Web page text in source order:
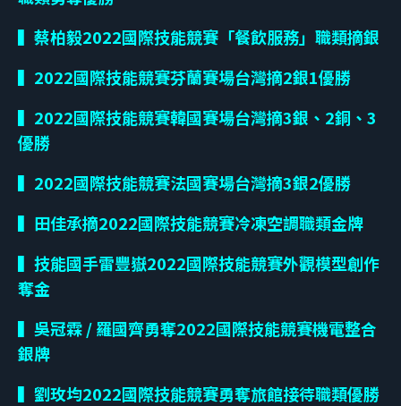
▍蔡柏毅2022國際技能競賽「餐飲服務」職類摘銀
▍2022國際技能競賽芬蘭賽場台灣摘2銀1優勝
▍2022國際技能競賽韓國賽場台灣摘3銀、2銅、3
優勝
▍2022國際技能競賽法國賽場台灣摘3銀2優勝
▍田佳承摘2022國際技能競賽冷凍空調職類金牌
▍技能國手雷豐嶽2022國際技能競賽外觀模型創作
奪金
▍吳冠霖/羅國齊勇奪2022國際技能競賽機電整合
銀牌
▍劉玫均2022國際技能競賽勇奪旅館接待職類優勝